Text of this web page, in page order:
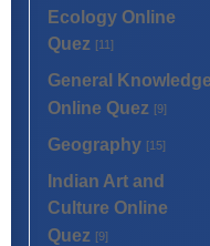
Ecology Online
Quez [11]
General Knowledge
Online Quez [9]
Geography [15]
Indian Art and
Culture Online
Quez [9]